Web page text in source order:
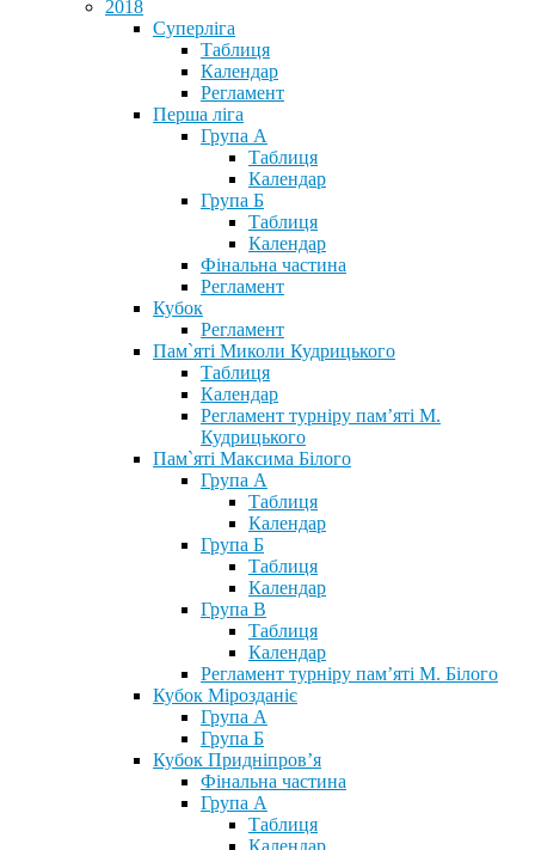
2018
Суперліга
Таблиця
Календар
Регламент
Перша ліга
Група А
Таблиця
Календар
Група Б
Таблиця
Календар
Фінальна частина
Регламент
Кубок
Регламент
Пам`яті Миколи Кудрицького
Таблиця
Календар
Регламент турніру пам’яті М.
Кудрицького
Пам`яті Максима Білого
Група А
Таблиця
Календар
Група Б
Таблиця
Календар
Група В
Таблиця
Календар
Регламент турніру пам’яті М. Білого
Кубок Мірозданіє
Група А
Група Б
Кубок Придніпров’я
Фінальна частина
Група А
Таблиця
Календар